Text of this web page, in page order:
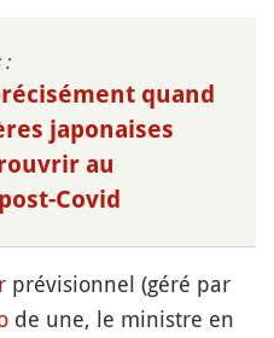
:
quand
japonaises
au
Covid
prévisionnel (géré par
de une, le ministre en